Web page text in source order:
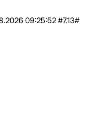
09:25:52 #7.13#